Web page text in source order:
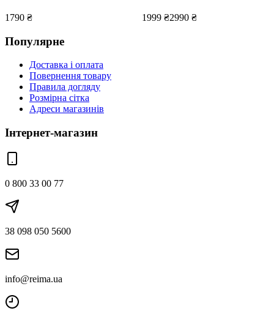
1790 ₴ 1999 ₴2990 ₴
Популярне
Доставка і оплата
Повернення товару
Правила догляду
Розмірна сітка
Адреси магазинів
Інтернет-магазин
0 800 33 00 77
38 098 050 5600
info@reima.ua